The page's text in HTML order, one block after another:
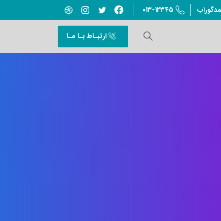
۰۱۳-۱۲۳۴۵
ارتبـاط بـا مـا